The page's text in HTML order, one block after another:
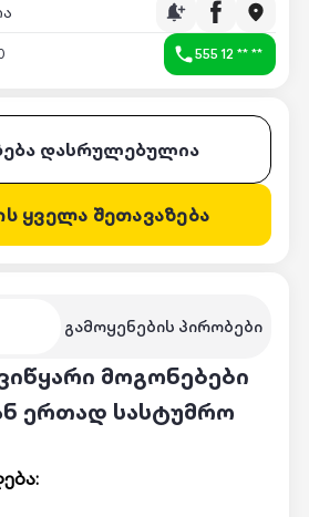
555 12 ** **
გამოყენების პირობები
მოგონებები
ერთად სასტუმრო
დასრულებულია
ყველა შეთავაზება